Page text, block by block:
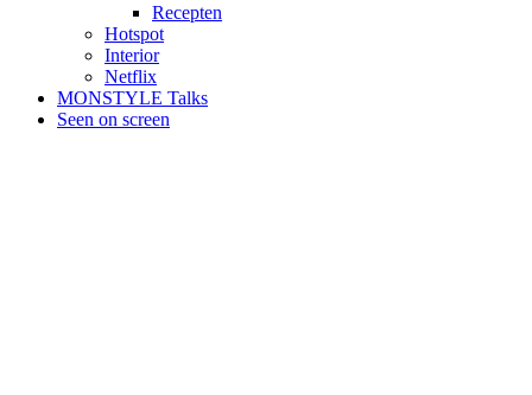
Recepten
Hotspot
Interior
Netflix
MONSTYLE Talks
Seen on screen